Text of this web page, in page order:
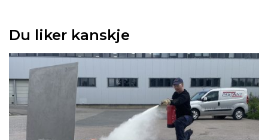
Du liker kanskje